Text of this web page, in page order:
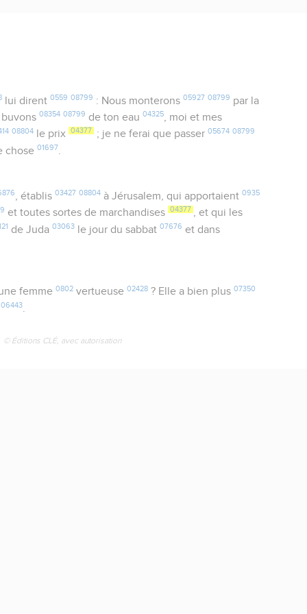
lui dirent 0559 08799 : Nous monterons 05927 08799 par la
buvons08354 08799 de ton eau04325, moi et mes
08804 le prix 04377 ; je ne ferai que passer05674 08799
chose01697
, établis 03427 08804à Jérusalem, qui apportaient 0935
et toutes sortes de marchandises 04377 , et qui les
de Juda03063 le jour du sabbat07676 et dans
femme 0802vertueuse 02428? Elle a bien plus 07350
06443
© Éditions CLÉ, avec autorisation